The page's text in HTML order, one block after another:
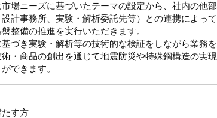
場ニーズに基づいたテーマの設定から、社内の他部
計事務所、実験・解析委託先等）との連携によって
整備の推進を実行いただきます。
づき実験・解析等の技術的な検証をしながら業務を
・商品の創出を通じて地震防災や特殊鋼構造の実現
できます。
す方